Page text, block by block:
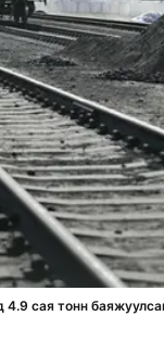
сая тонн